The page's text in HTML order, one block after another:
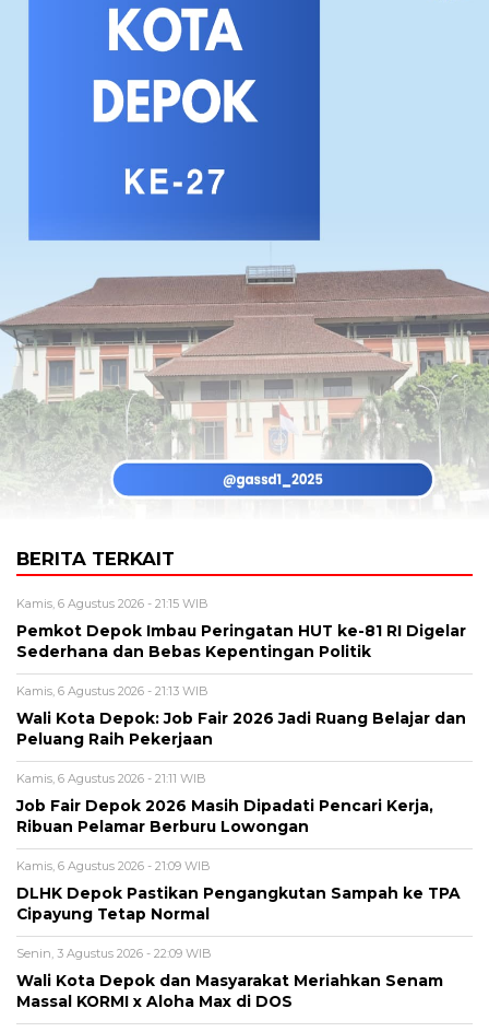
BERITA TERKAIT
Kamis, 6 Agustus 2026 - 21:15 WIB
Pemkot Depok Imbau Peringatan HUT ke-81 RI Digelar
Sederhana dan Bebas Kepentingan Politik
Kamis, 6 Agustus 2026 - 21:13 WIB
Wali Kota Depok: Job Fair 2026 Jadi Ruang Belajar dan
Peluang Raih Pekerjaan
Kamis, 6 Agustus 2026 - 21:11 WIB
Job Fair Depok 2026 Masih Dipadati Pencari Kerja,
Ribuan Pelamar Berburu Lowongan
Kamis, 6 Agustus 2026 - 21:09 WIB
DLHK Depok Pastikan Pengangkutan Sampah ke TPA
Cipayung Tetap Normal
Senin, 3 Agustus 2026 - 22:09 WIB
Wali Kota Depok dan Masyarakat Meriahkan Senam
Massal KORMI x Aloha Max di DOS